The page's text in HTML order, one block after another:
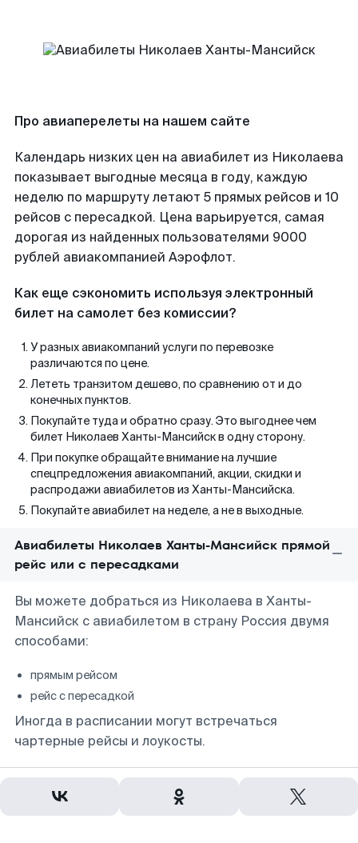
Про авиаперелеты на нашем сайте
Календарь низких цен на авиабилет из Николаева
показывает выгодные месяца в году, каждую
неделю по маршруту летают 5 прямых рейсов и 10
рейсов с пересадкой. Цена варьируется, самая
дорогая из найденных пользователями 9000
рублей авиакомпанией Аэрофлот.
Как еще сэкономить используя электронный
билет на самолет без комиссии?
У разных авиакомпаний услуги по перевозке
различаются по цене.
Лететь транзитом дешево, по сравнению от и до
конечных пунктов.
Покупайте туда и обратно сразу. Это выгоднее чем
билет Николаев Ханты-Мансийск в одну сторону.
При покупке обращайте внимание на лучшие
спецпредложения авиакомпаний, акции, скидки и
распродажи авиабилетов из Ханты-Мансийска.
Покупайте авиабилет на неделе, а не в выходные.
Авиабилеты Николаев Ханты-Мансийск прямой
рейс или с пересадками
Вы можете добраться из Николаева в Ханты-
Мансийск с авиабилетом в страну Россия двумя
способами:
прямым рейсом
рейс с пересадкой
Иногда в расписании могут встречаться
чартерные рейсы и лоукосты.